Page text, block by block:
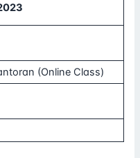
(Online Class)